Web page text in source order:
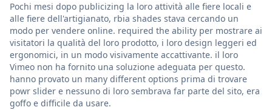
Pochi mesi dopo publicizing la loro attività alle fiere locali e
alle fiere dell'artigianato, rbia shades stava cercando un
modo per vendere online. required the ability per mostrare ai
visitatori la qualità del loro prodotto, i loro design leggeri ed
ergonomici, in un modo visivamente accattivante. il loro
Vimeo non ha fornito una soluzione adeguata per questo.
hanno provato un many different options prima di trovare
powr slider e nessuno di loro sembrava far parte del sito, era
goffo e difficile da usare.